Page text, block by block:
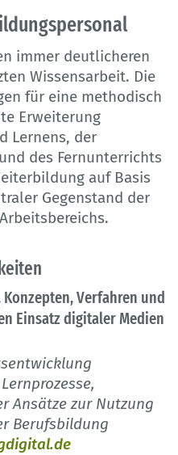
immer deutlicheren
Wissensarbeit. Die
für eine methodisch
Erweiterung
Lernens, der
des Fernunterrichts
auf Basis
Gegenstand der
Verfahren und
Einsatz digitaler Medien
Ansätze zur Nutzung
Berufsbildung